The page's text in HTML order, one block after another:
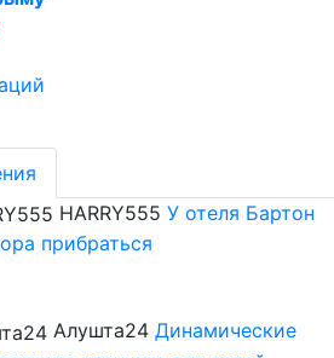
HARRY555 У отеля Бартон
прибраться
Алушта24 Динамические